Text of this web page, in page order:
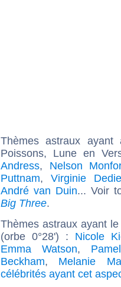
Thèmes astraux
Poissons, Lune en
Andress, Nelson
Puttnam, Virginie
André van Duin... Voir
Big Three.
Thèmes astraux ayant
(orbe 0°28') : Nicole
Emma Watson,
Beckham, Melanie
célébrités ayant cet